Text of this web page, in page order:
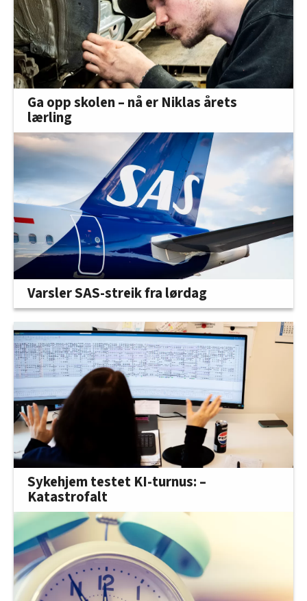
Ga opp skolen – nå er Niklas årets
lærling
Varsler SAS-streik fra lørdag
Sykehjem testet KI-turnus: –
Katastrofalt